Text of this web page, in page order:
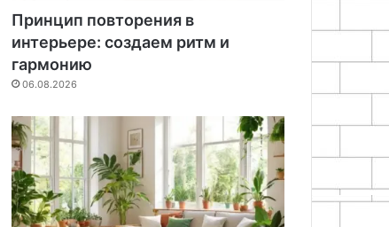
Принцип повторения в
интерьере: создаем ритм и
гармонию
06.08.2026